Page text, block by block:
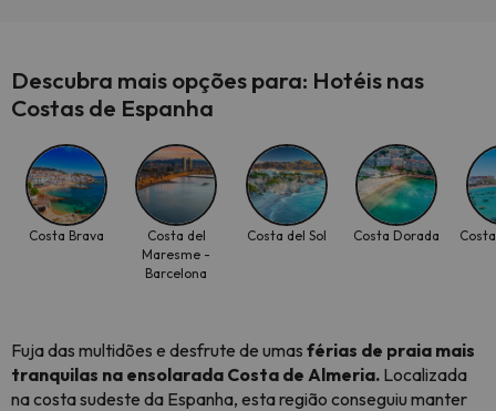
Descubra mais opções para: Hotéis nas
Costas de Espanha
Costa Brava
Costa del
Maresme -
Barcelona
Costa del Sol Costa Dorada
Fuja das multidões e desfrute de umas férias de praia mais
tranquilas na ensolarada Costa de Almeria. Localizada
na costa sudeste da Espanha, esta região conseguiu manter